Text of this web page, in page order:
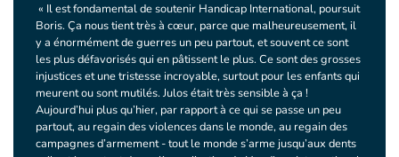
« Il est fondamental de soutenir Handicap International, poursuit
Boris. Ça nous tient très à cœur, parce que malheureusement, il
y a énormément de guerres un peu partout, et souvent ce sont
les plus défavorisés qui en pâtissent le plus. Ce sont des grosses
injustices et une tristesse incroyable, surtout pour les enfants qui
meurent ou sont mutilés. Julos était très sensible à ça !
Aujourd’hui plus qu’hier, par rapport à ce qui se passe un peu
partout, au regain des violences dans le monde, au regain des
campagnes d’armement - tout le monde s’arme jusqu’aux dents